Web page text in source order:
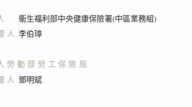
衛生福利部中央健康保險署(中區業務組)
人 李伯璋
勞動部勞工保險局
人 鄧明斌